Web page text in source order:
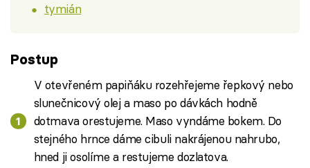
tymián
Postup
V otevřeném papiňáku rozehřejeme řepkový nebo
slunečnicový olej a maso po dávkách hodně
dotmava orestujeme. Maso vyndáme bokem. Do
stejného hrnce dáme cibuli nakrájenou nahrubo,
hned ji osolíme a restujeme dozlatova.